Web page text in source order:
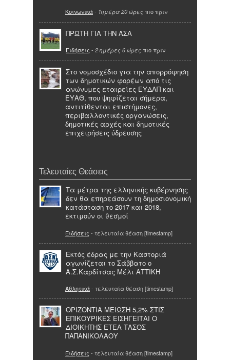
Κοινωνικά- 1ημέρα 20 ώρες πιο πριν
ΠΡΩΤΗ ΓΙΑ ΤΗΝ ΑΣΑ
Ειδήσεις - 2 ημέρες 6 ώρες πιο πριν
Στο νομοσχέδιο για την απορρόφηση
των δημοτικών φορέων από τις
ανώνυμες εταιρείες ΕΥΔΑΠ και
ΕΥΑΘ, που ψηφίζεται σήμερα,
αντιτίθενται επιστήμονες,
περιβαλλοντικές οργανώσεις,
δημοτικές αρχές και δημοτικές
επιχειρήσεις ύδρευσης
Τελευταίες Θεάσεις
Τα μέτρα της ελληνικής κυβέρνησης
δεν θα επηρεάσουν τη δημοσιονομική
κατάσταση το 2017 και 2018,
εκτιμούν οι θεσμοί
Ειδήσεις - τελευταία θέαση [timestamp]
Εκτός έδρας με την Καστοριά
αγωνίζεται το Σάββατο ο
Α.Σ.Καρδίτσας Μέλι ΑΤΤΙΚΗ
Αθλητικά- τελευταία θέαση [timestamp]
ΟΡΙΖΟΝΤΙΑ ΜΕΙΩΣΗ 5,2% ΣΤΙΣ
ΕΠΙΚΟΥΡΙΚΕΣ ΕΙΣΗΓΕΙΤΑΙ Ο
ΔΙΟΙΚΗΤΗΣ ΕΤΕΑ ΤΑΣΟΣ
ΠΑΠΑΝΙΚΟΛΑΟΥ
Ειδήσεις - τελευταία θέαση [timestamp]